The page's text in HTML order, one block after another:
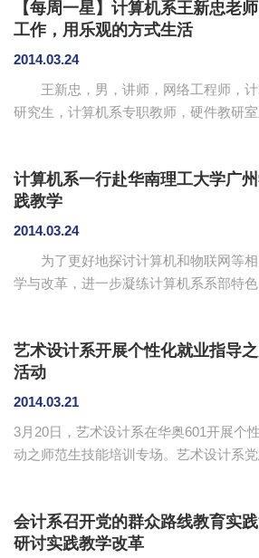
机系2013级电子信息科学与技术专业和
技术（物联网工程）专业的学生参加了学习。 广
联网体验中心研究院公共事业部主任黄小
热情地接待了我院师生，为他们具体展
在交通、医...
【每周一星】计算机系王新忠老
工作，用乐观的方式生活
2014.03.24
王新忠，男，讲师，网络工程师，计
研究生，计算机系专职教师，硬件教研
的课程，2013年度被评为华南师范大学
工。组织、申报、指导和培训第四届、第
件设计大赛，多次指导学生参加学科竞赛并获
先展翅，人求上进先读书”，引导学生学
计算机系一行赴华南理工大学广
践教学
2014.03.24
为了更好地探讨计算机和物联网等相
学与改革，进一步凝练计算机系系部特
华等参加了本次交流。华南理工大学广
杨柱学、办公室主任罗军、实验中心李子
待了计算机系一行。双方在实验设备，教
史沿革和学校概况以及广州学院计算机
和实验室建设情况。...
艺术设计系开展个性化就业指导之
活动
2014.03.21
3月20日，艺术设计系在华奥601开展个
动之师范生技能培训专场。艺术设计系
术设计系为提高学生就业技能而开展的个
范生专场、考研专场和创业专场，参加各
会计系召开党的群众路线教育实
研讨实践教学改革